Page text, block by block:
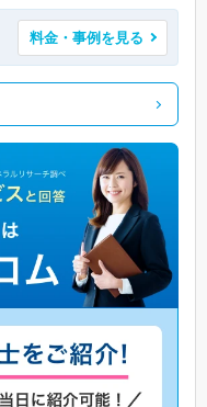
料金・事例を見る